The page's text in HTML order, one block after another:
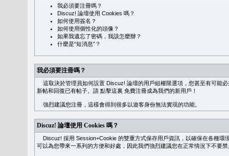
我必須要注冊嗎？
Discuz! 論壇使用 Cookies 嗎？
如何使用簽名？
如何使用個性化的頭像？
如果我遺忘了密碼，我該怎麼辦？
什麼是“短消息”？
我必須要注冊嗎？
這取決於管理員如何設置 Discuz! 論壇的用戶組權限選項，您甚至有可能
新帖和回復已有帖子。請 點擊這裏 免費注冊成為我們的新用戶！
強烈建議您注冊，這樣會得到很多以遊客身份無法實現的功能。
Discuz! 論壇使用 Cookies 嗎？
Discuz! 採用 Session+Cookie 的雙重方式保存用戶資訊，以確保在各種環
可以為您帶來一系列的方便和好處，因此我們強烈建議您在正常情況下不要